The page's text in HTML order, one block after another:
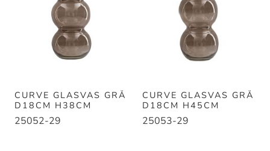
CURVE GLASVAS GRÅ
D18CM H38CM
25052-29
CURVE GLASVAS GRÅ
D18CM H45CM
25053-29